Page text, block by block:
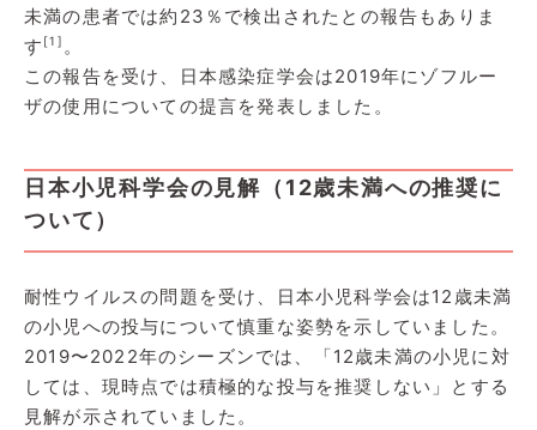
未満の患者では約23％で検出されたとの報告もありま
す [1] 。
この報告を受け、日本感染症学会は2019年にゾフルー
ザの使用についての提言を発表しました。
日本小児科学会の見解（12歳未満への推奨に
ついて）
耐性ウイルスの問題を受け、日本小児科学会は12歳未満
の小児への投与について慎重な姿勢を示していました。
2019〜2022年のシーズンでは、「12歳未満の小児に対
しては、現時点では積極的な投与を推奨しない」とする
見解が示されていました。